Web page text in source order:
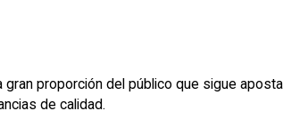
proporción del público que sigue
de calidad.